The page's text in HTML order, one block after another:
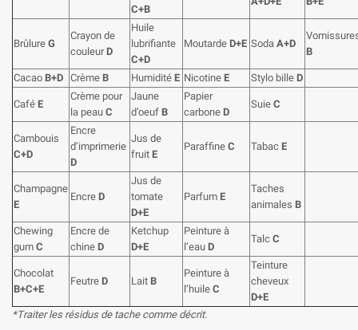
C+B
Brûlure G
Crayon de
couleurD
Huile
lubrifiante
C+D
Moutarde D+E Soda A+D
B
Cacao B+D Crème B Humidité E Nicotine E Stylo bille D
Café E
Crème pour
la peau C
Jaune
d’oeuf B
Papier
carbone D
Suie C
Cambouis
C+D
Encre
d’imprimerie
D
Jus de
fruit E
Paraffine C Tabac E
Champagne
E
Encre D
Jus de
tomate
D+E
Parfum E
Taches
animales B
Chewing
gum C
Encre de
chine D
Ketchup
D+E
Peinture à
l’eau D
Talc C
Chocolat
B+C+E
Feutre D Lait B
Peinture à
l’huile C
Teinture
cheveux
D+E
*Traiter les résidus de tache comme décrit.